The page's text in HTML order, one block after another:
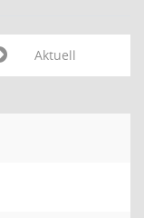
Aktuell